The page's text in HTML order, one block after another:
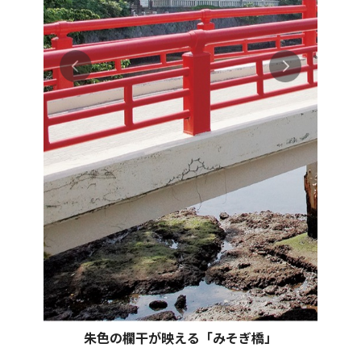
朱色の欄干が映える「みそぎ橋」